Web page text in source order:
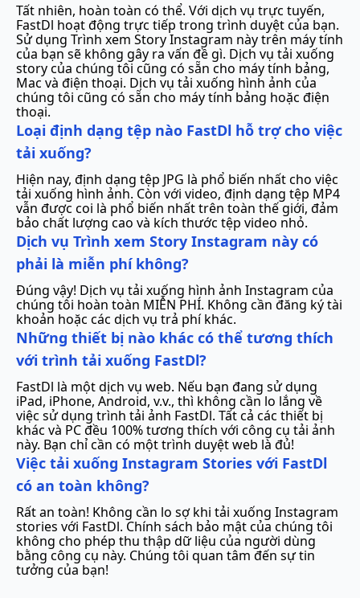
Tất nhiên, hoàn toàn có thể. Với dịch vụ trực tuyến,
FastDl hoạt động trực tiếp trong trình duyệt của bạn.
Sử dụng Trình xem Story Instagram này trên máy tính
của bạn sẽ không gây ra vấn đề gì. Dịch vụ tải xuống
story của chúng tôi cũng có sẵn cho máy tính bảng,
Mac và điện thoại. Dịch vụ tải xuống hình ảnh của
chúng tôi cũng có sẵn cho máy tính bảng hoặc điện
thoại.
Loại định dạng tệp nào FastDl hỗ trợ cho việc
tải xuống?
Hiện nay, định dạng tệp JPG là phổ biến nhất cho việc
tải xuống hình ảnh. Còn với video, định dạng tệp MP4
vẫn được coi là phổ biến nhất trên toàn thế giới, đảm
bảo chất lượng cao và kích thước tệp video nhỏ.
Dịch vụ Trình xem Story Instagram này có
phải là miễn phí không?
Đúng vậy! Dịch vụ tải xuống hình ảnh Instagram của
chúng tôi hoàn toàn MIỄN PHÍ. Không cần đăng ký tài
khoản hoặc các dịch vụ trả phí khác.
Những thiết bị nào khác có thể tương thích
với trình tải xuống FastDl?
FastDl là một dịch vụ web. Nếu bạn đang sử dụng
iPad, iPhone, Android, v.v., thì không cần lo lắng về
việc sử dụng trình tải ảnh FastDl. Tất cả các thiết bị
khác và PC đều 100% tương thích với công cụ tải ảnh
này. Bạn chỉ cần có một trình duyệt web là đủ!
Việc tải xuống Instagram Stories với FastDl
có an toàn không?
Rất an toàn! Không cần lo sợ khi tải xuống Instagram
stories với FastDl. Chính sách bảo mật của chúng tôi
không cho phép thu thập dữ liệu của người dùng
bằng công cụ này. Chúng tôi quan tâm đến sự tin
tưởng của bạn!